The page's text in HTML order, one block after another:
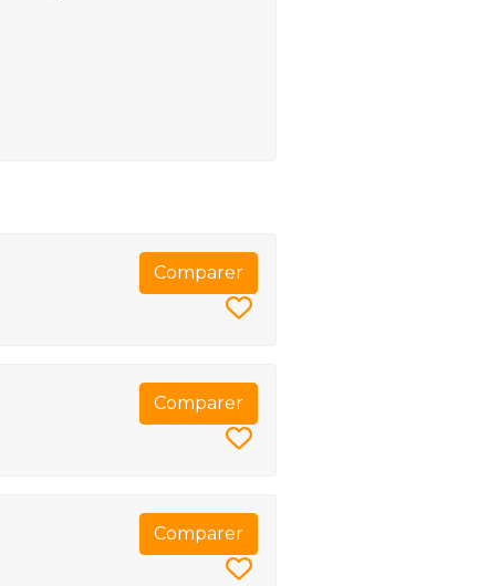
Comparer
Comparer
Comparer